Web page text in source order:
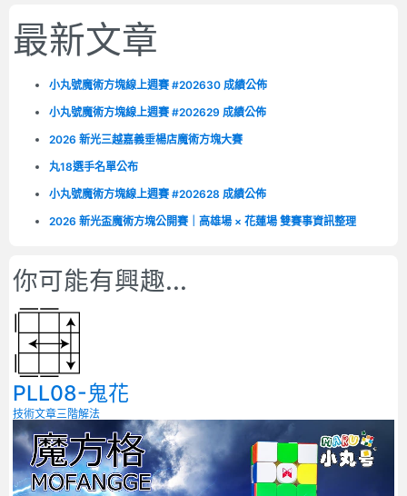
最新文章
小丸號魔術方塊線上週賽 #202630 成績公佈
小丸號魔術方塊線上週賽 #202629 成績公佈
2026 新光三越嘉義垂楊店魔術方塊大賽
丸18選手名單公布
小丸號魔術方塊線上週賽 #202628 成績公佈
2026 新光盃魔術方塊公開賽｜高雄場 × 花蓮場 雙賽事資訊整理
你可能有興趣...
PLL08-鬼花
技術文章三階解法